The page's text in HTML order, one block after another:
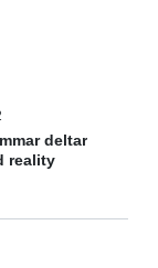
deltar
reality